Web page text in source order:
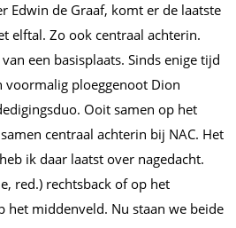
Edwin de Graaf, komt er de laatste
elftal. Zo ook centraal achterin.
een basisplaats. Sinds enige tijd
ploeggenoot Dion
Ooit samen op het
centraal achterin bij NAC. Het
ik daar laatst over nagedacht.
red.) rechtsback of op het
het middenveld. Nu staan we beide